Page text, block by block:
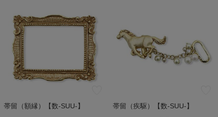
帯留（額縁）【数-SUU-】 帯留（疾駆）【数-SUU-】